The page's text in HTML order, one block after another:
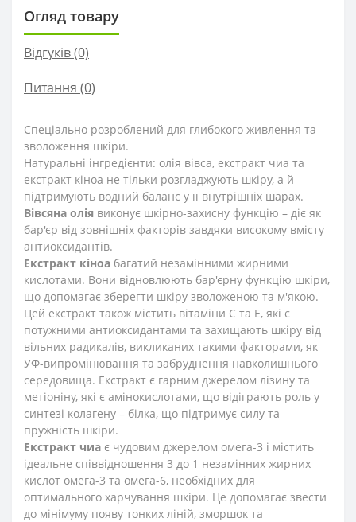
Огляд товару
Відгуків (0)
Питання (0)
Спеціально розроблений для глибокого живлення та
зволоження шкіри.
Натуральні інгредієнти: олія вівса, екстракт чиа та
екстракт кіноа не тільки розгладжують шкіру, а й
підтримують водний баланс у її внутрішніх шарах.
Вівсяна олія виконує шкірно-захисну функцію – діє як
бар'єр від зовнішніх факторів завдяки високому вмісту
антиоксидантів.
Екстракт кіноа багатий незамінними жирними
кислотами. Вони відновлюють бар'єрну функцію шкіри,
що допомагає зберегти шкіру зволоженою та м'якою.
Цей екстракт також містить вітаміни С та Е, які є
потужними антиоксидантами та захищають шкіру від
вільних радикалів, викликаних такими факторами, як
УФ-випромінювання та забруднення навколишнього
середовища. Екстракт є гарним джерелом лізину та
метіоніну, які є амінокислотами, що відіграють роль у
синтезі колагену – білка, що підтримує силу та
пружність шкіри.
Екстракт чиа є чудовим джерелом омега-3 і містить
ідеальне співвідношення 3 до 1 незамінних жирних
кислот омега-3 та омега-6, необхідних для
оптимального харчування шкіри. Це допомагає звести
до мінімуму появу тонких ліній, зморшок та